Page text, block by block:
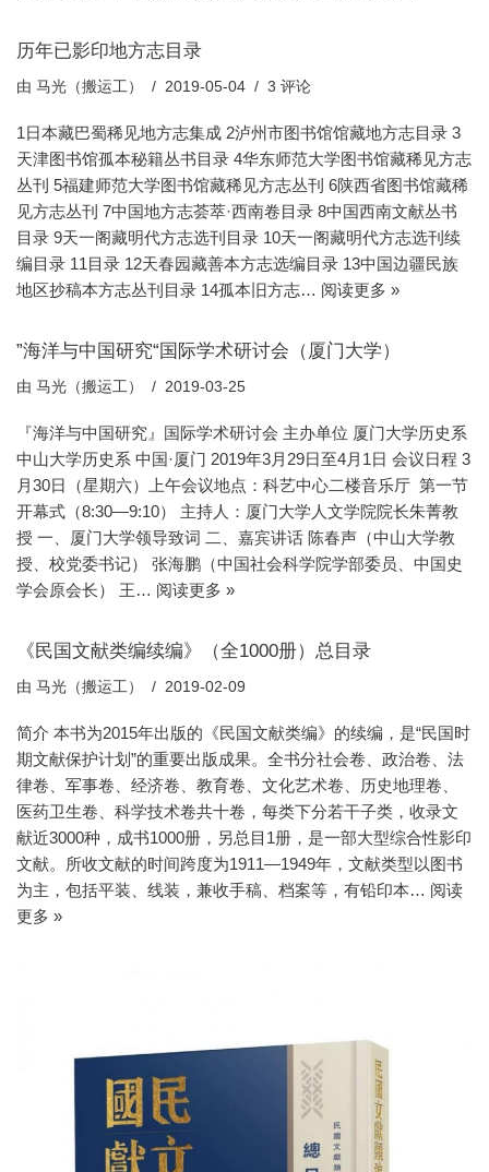
历年已影印地方志目录
由 马光（搬运工） 2019-05-04 3 评论
1日本藏巴蜀稀见地方志集成 2泸州市图书馆馆藏地方志目录 3
天津图书馆孤本秘籍丛书目录 4华东师范大学图书馆藏稀见方志
丛刊 5福建师范大学图书馆藏稀见方志丛刊 6陕西省图书馆藏稀
见方志丛刊 7中国地方志荟萃·西南卷目录 8中国西南文献丛书
目录 9天一阁藏明代方志选刊目录 10天一阁藏明代方志选刊续
编目录 11目录 12天春园藏善本方志选编目录 13中国边疆民族
地区抄稿本方志丛刊目录 14孤本旧方志… 阅读更多 »
”海洋与中国研究“国际学术研讨会（厦门大学）
由 马光（搬运工） 2019-03-25
『海洋与中国研究』国际学术研讨会 主办单位 厦门大学历史系
中山大学历史系 中国·厦门 2019年3月29日至4月1日 会议日程 3
月30日（星期六）上午会议地点：科艺中心二楼音乐厅 第一节
开幕式（8:30—9:10） 主持人：厦门大学人文学院院长朱菁教
授 一、厦门大学领导致词 二、嘉宾讲话 陈春声（中山大学教
授、校党委书记） 张海鹏（中国社会科学院学部委员、中国史
学会原会长） 王… 阅读更多 »
《民国文献类编续编》（全1000册）总目录
由 马光（搬运工） 2019-02-09
简介 本书为2015年出版的《民国文献类编》的续编，是“民国时
期文献保护计划”的重要出版成果。全书分社会卷、政治卷、法
律卷、军事卷、经济卷、教育卷、文化艺术卷、历史地理卷、
医药卫生卷、科学技术卷共十卷，每类下分若干子类，收录文
献近3000种，成书1000册，另总目1册，是一部大型综合性影印
文献。所收文献的时间跨度为1911—1949年，文献类型以图书
为主，包括平装、线装，兼收手稿、档案等，有铅印本… 阅读
更多 »